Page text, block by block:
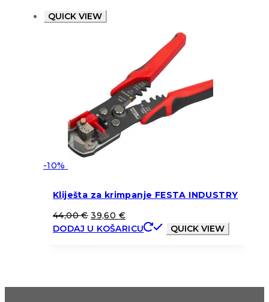
QUICK VIEW
-10%
Kliješta za krimpanje FESTA INDUSTRY
44,00€ 39,60 €
DODAJ U KOŠARICU
QUICK VIEW